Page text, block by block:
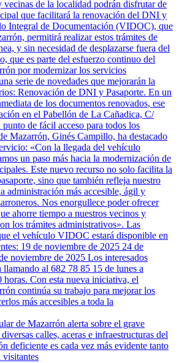
de la localidad podrán disfrutar de
que facilitará la renovación del DNI y
Integral de Documentación (VIDOC), que
permitirá realizar estos trámites de
y sin necesidad de desplazarse fuera del
que es parte del esfuerzo continuo del
por modernizar los servicios
serie de novedades que mejorarán la
Renovación de DNI y Pasaporte. En un
de los documentos renovados, ese
en el Pabellón de La Cañadica, C/
de fácil acceso para todos los
Mazarrón, Ginés Campillo, ha destacado
«Con la llegada del vehículo
un paso más hacia la modernización de
Este nuevo recurso no solo facilita la
sino que también refleja nuestro
administración más accesible, ágil y
Nos enorgullece poder ofrecer
ahorre tiempo a nuestros vecinos y
los trámites administrativos». Las
el vehículo VIDOC estará disponible en
19 de noviembre de 2025 24 de
noviembre de 2025 Los interesados
al 682 78 85 15 de lunes a
horas. Con esta nueva iniciativa, el
continúa su trabajo para mejorar los
más accesibles a toda la
de Mazarrón alerta sobre el grave
calles, aceras e infraestructuras del
deficiente es cada vez más evidente tanto
visitantes